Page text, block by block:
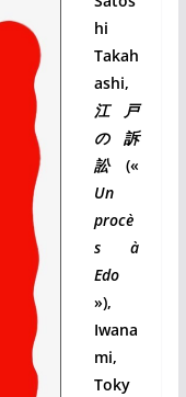
hi
Takah
ashi,
江戸
の訴
訟
(«
Un
procè
s à
Edo
»),
Iwana
mi,
Toky